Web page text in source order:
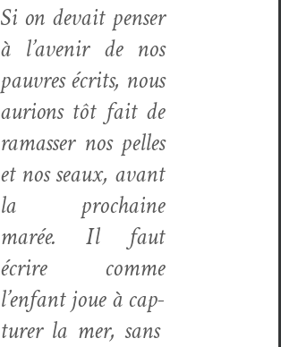
Si on devait penser
à l’avenir de nos
pau­vres écrits, nous
auri­ons tôt fait de
ramass­er nos pelles
et nos seaux, avant
la prochaine
marée. Il faut
écrire comme
l’enfant joue à cap­
tur­er la mer, sans